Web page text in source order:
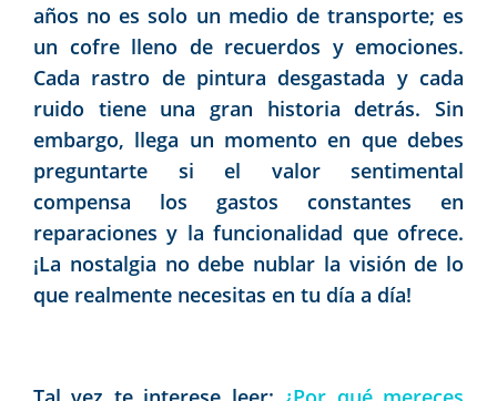
años no es solo un medio de transporte; es
un cofre lleno de recuerdos y emociones.
Cada rastro de pintura desgastada y cada
ruido tiene una gran historia detrás. Sin
embargo, llega un momento en que debes
preguntarte si el valor sentimental
compensa los gastos constantes en
reparaciones y la funcionalidad que ofrece.
¡La nostalgia no debe nublar la visión de lo
que realmente necesitas en tu día a día!